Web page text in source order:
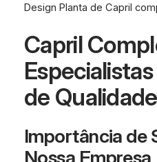
Design Planta de Capril
Capril
de Qualidade
Importância de